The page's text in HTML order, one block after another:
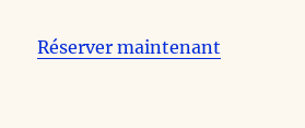
Réserver maintenant